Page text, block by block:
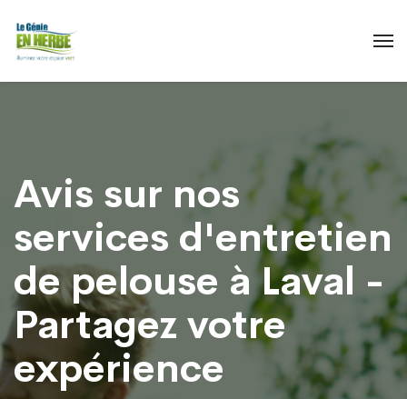
Avis sur nos
services d'entretien
de pelouse à Laval -
Partagez votre
expérience